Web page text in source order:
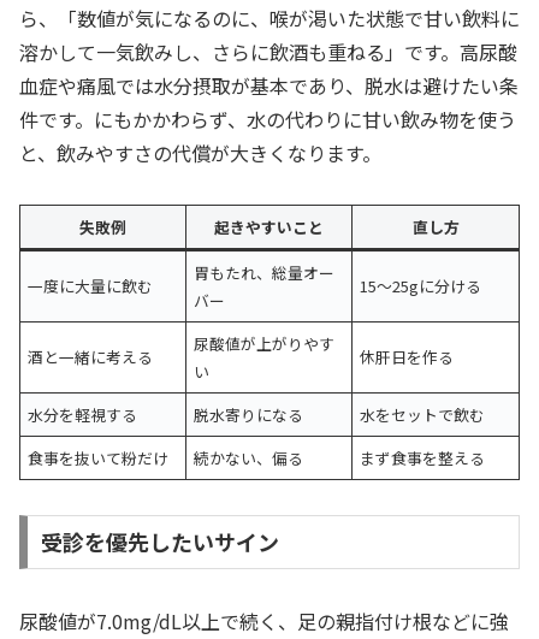
ら、「数値が気になるのに、喉が渇いた状態で甘い飲料に
溶かして一気飲みし、さらに飲酒も重ねる」です。高尿酸
血症や痛風では水分摂取が基本であり、脱水は避けたい条
件です。にもかかわらず、水の代わりに甘い飲み物を使う
と、飲みやすさの代償が大きくなります。
失敗例 起きやすいこと 直し方
一度に大量に飲む
胃もたれ、総量オー
バー
15〜25gに分ける
酒と一緒に考える
尿酸値が上がりやす
い
休肝日を作る
水分を軽視する 脱水寄りになる
水をセットで飲む
食事を抜いて粉だけ
続かない、偏る まず食事を整える
受診を優先したいサイン
尿酸値が7.0mg/dL以上で続く、足の親指付け根などに強